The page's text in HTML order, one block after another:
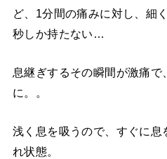
ど、 1分間の痛みに対し、細
秒しか持たない …
息継ぎするその瞬間が激痛で
に。。
浅く息を吸うので、すぐに
れ状態。